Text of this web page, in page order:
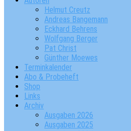
Helmut Creutz
Andreas Bangemann
Eckhard Behrens
Wolfgang Berger
Pat Christ
Günther Moewes
Terminkalender
Abo & Probeheft
Shop
Links
Archiv
Ausgaben 2026
Ausgaben 2025